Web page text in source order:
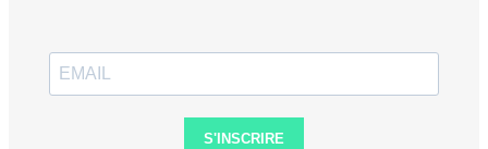
S'INSCRIRE